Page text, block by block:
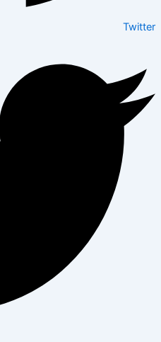
Twitter